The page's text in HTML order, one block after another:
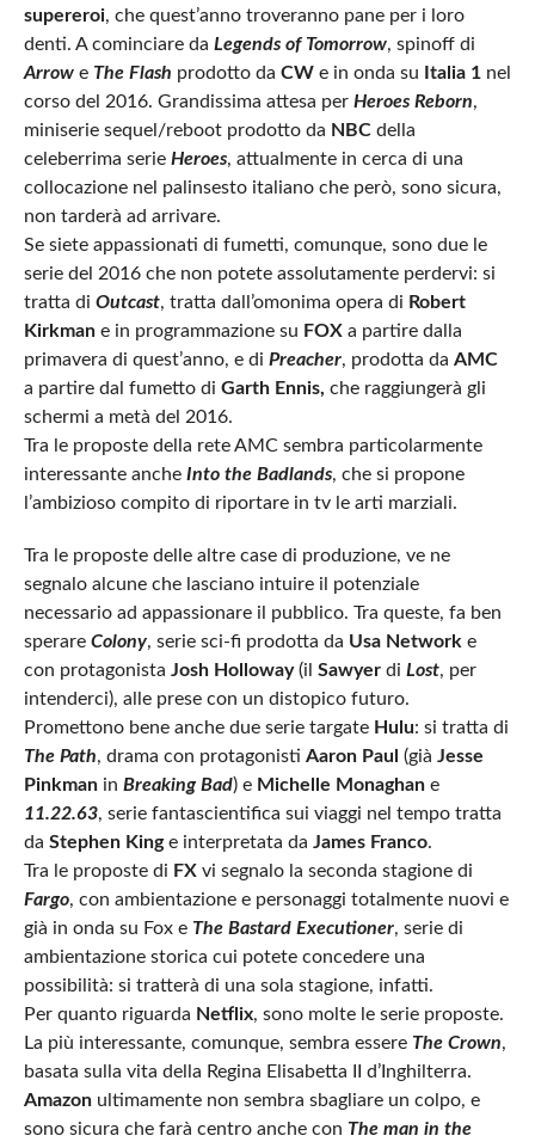
supereroi, che quest’anno troveranno pane per i loro
denti. A cominciare da Legends of Tomorrow, spinoff di
Arrow e The Flash prodotto da CW e in onda su Italia 1 nel
corso del 2016. Grandissima attesa per Heroes Reborn,
miniserie sequel/reboot prodotto da NBCdella
celeberrima serie Heroes, attualmente in cerca di una
collocazione nel palinsesto italiano che però, sono sicura,
non tarderà ad arrivare.
Se siete appassionati di fumetti, comunque, sono due le
serie del 2016 che non potete assolutamente perdervi: si
tratta di Outcast, tratta dall’omonima opera di Robert
Kirkmane in programmazione su FOXa partire dalla
primavera di quest’anno, e di Preacher, prodotta da AMC
a partire dal fumetto di Garth Ennis, che raggiungerà gli
schermi a metà del 2016.
Tra le proposte della rete AMC sembra particolarmente
interessante anche Into the Badlands, che si propone
l’ambizioso compito di riportare in tv le arti marziali.
Tra le proposte delle altre case di produzione, ve ne
segnalo alcune che lasciano intuire il potenziale
necessario ad appassionare il pubblico. Tra queste, fa ben
sperare Colony, serie sci-fi prodotta da Usa Network e
con protagonista Josh Holloway(il Sawyerdi Lost, per
intenderci), alle prese con un distopico futuro.
Promettono bene anche due serie targate Hulu: si tratta di
The Path, drama con protagonisti Aaron Paul (già Jesse
Pinkman in Breaking Bad) e Michelle Monaghane
11.22.63, serie fantascientifica sui viaggi nel tempo tratta
da Stephen Kinge interpretata da James Franco.
Tra le proposte di FXvi segnalo la seconda stagione di
Fargo, con ambientazione e personaggi totalmente nuovi e
già in onda su Fox e The Bastard Executioner, serie di
ambientazione storica cui potete concedere una
possibilità: si tratterà di una sola stagione, infatti.
Per quanto riguarda Netflix, sono molte le serie proposte.
La più interessante, comunque, sembra essere The Crown,
basata sulla vita della Regina Elisabetta II d’Inghilterra.
Amazonultimamente non sembra sbagliare un colpo, e
sono sicura che farà centro anche con The man in the